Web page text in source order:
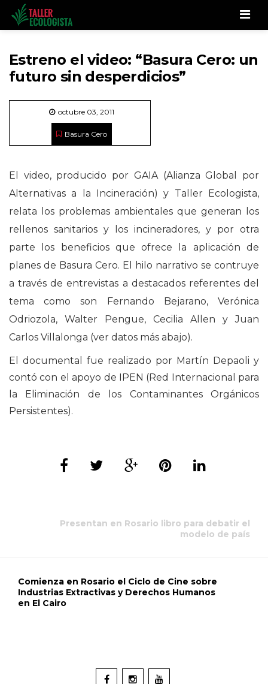
Estreno el video: “Basura Cero: un
futuro sin desperdicios”
octubre 03, 2011
Basura Cero
El video, producido por GAIA (Alianza Global por
Alternativas a la Incineración) y Taller Ecologista,
relata los problemas ambientales que generan los
rellenos sanitarios y los incineradores, y por otra
parte los beneficios que ofrece la aplicación de
planes de Basura Cero. El hilo narrativo se contruye
a través de entrevistas a destacados referentes del
tema como son Fernando Bejarano, Verónica
Odriozola, Walter Pengue, Cecilia Allen y Juan
Carlos Villalonga (ver datos más abajo).
El documental fue realizado por Martín Depaoli y
contó con el apoyo de IPEN (Red Internacional para
la Eliminación de los Contaminantes Orgánicos
Persistentes).
Presentan en Rosario libro para debatir el
modelo de país
Comienza en Rosario el Ciclo de Cine sobre
Industrias Extractivas y Derechos Humanos
en El Cairo